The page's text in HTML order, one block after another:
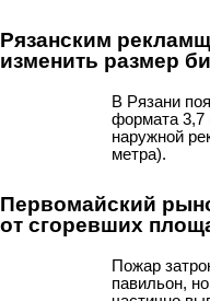
Рязанским
изменить размер
В Рязани
формата 3,7
наружной
метра).
Первомайский
от сгоревших
Пожар
павильон,